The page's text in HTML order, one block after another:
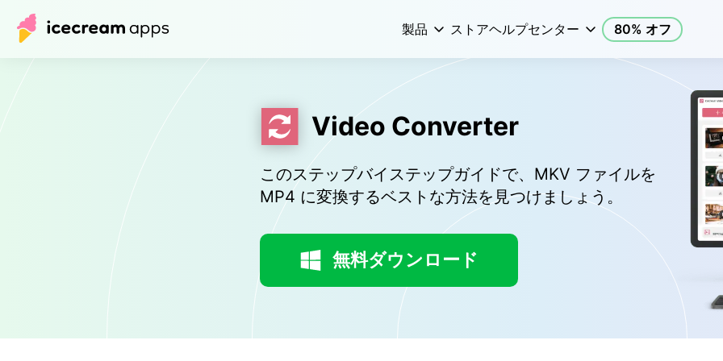
製品 ストアヘルプセンター 80% オフ
Video Converter
このステップバイステップガイドで、MKV ファイルを
MP4 に変換するベストな方法を見つけましょう。
無料ダウンロード